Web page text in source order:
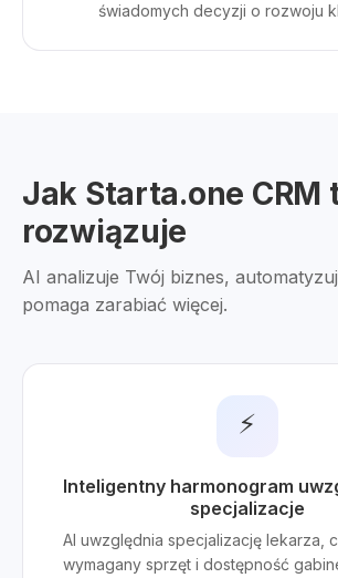
świadomych decyzji o rozwoju
Jak Starta.one CRM
rozwiązuje
AI analizuje Twój biznes,
pomaga zarabiać więcej.
⚡
Inteligentny harmonogram
specjalizacje
AI uwzględnia specjalizację lekarza,
wymagany sprzęt i dostępność